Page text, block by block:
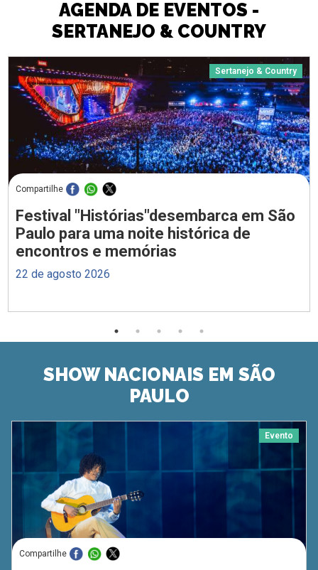
AGENDA DE EVENTOS -
SERTANEJO & COUNTRY
Sertanejo & Country
Compartilhe
Festival "Histórias"desembarca em São
Paulo para uma noite histórica de
encontros e memórias
22 de agosto 2026
SHOW NACIONAIS EM SÃO
PAULO
Evento
Compartilhe